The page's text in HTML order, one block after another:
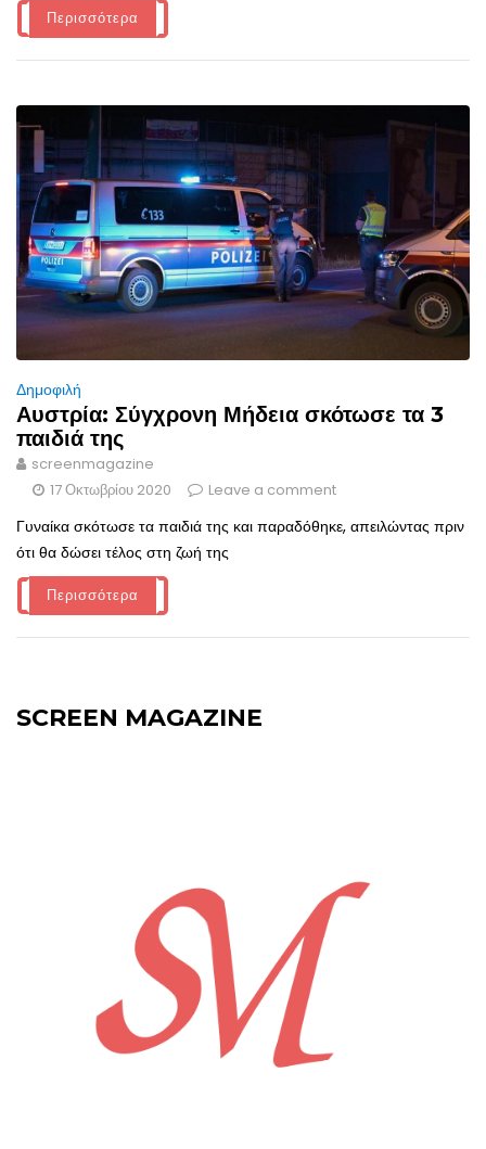
Περισσότερα
Δημοφιλή
Αυστρία: Σύγχρονη Μήδεια σκότωσε τα 3
παιδιά της
screenmagazine
17 Οκτωβρίου 2020
Leave a comment
Γυναίκα σκότωσε τα παιδιά της και παραδόθηκε, απειλώντας πριν
ότι θα δώσει τέλος στη ζωή της
Περισσότερα
SCREEN MAGAZINE